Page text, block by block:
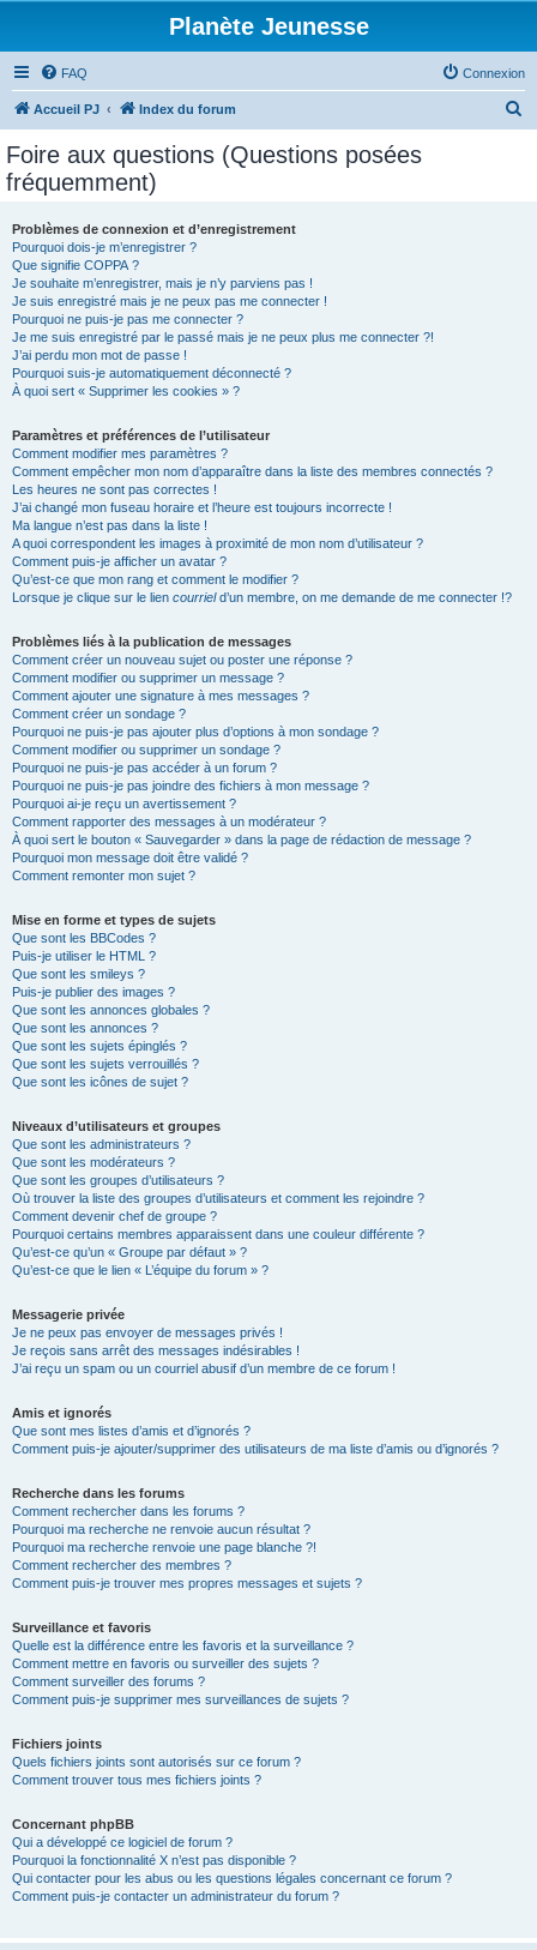
Planète Jeunesse
FAQ Connexion
Accueil PJ Index du forum
Foire aux questions (Questions posées
fréquemment)
Problèmes de connexion et d’enregistrement
Pourquoi dois-je m’enregistrer ?
Que signifie COPPA ?
Je souhaite m’enregistrer, mais je n’y parviens pas !
Je suis enregistré mais je ne peux pas me connecter !
Pourquoi ne puis-je pas me connecter ?
Je me suis enregistré par le passé mais je ne peux plus me connecter ?!
J’ai perdu mon mot de passe !
Pourquoi suis-je automatiquement déconnecté ?
À quoi sert « Supprimer les cookies » ?
Paramètres et préférences de l’utilisateur
Comment modifier mes paramètres ?
Comment empêcher mon nom d’apparaître dans la liste des membres connectés ?
Les heures ne sont pas correctes !
J’ai changé mon fuseau horaire et l’heure est toujours incorrecte !
Ma langue n’est pas dans la liste !
A quoi correspondent les images à proximité de mon nom d’utilisateur ?
Comment puis-je afficher un avatar ?
Qu’est-ce que mon rang et comment le modifier ?
Lorsque je clique sur le lien courrield’un membre, on me demande de me connecter !?
Problèmes liés à la publication de messages
Comment créer un nouveau sujet ou poster une réponse ?
Comment modifier ou supprimer un message ?
Comment ajouter une signature à mes messages ?
Comment créer un sondage ?
Pourquoi ne puis-je pas ajouter plus d’options à mon sondage ?
Comment modifier ou supprimer un sondage ?
Pourquoi ne puis-je pas accéder à un forum ?
Pourquoi ne puis-je pas joindre des fichiers à mon message ?
Pourquoi ai-je reçu un avertissement ?
Comment rapporter des messages à un modérateur ?
À quoi sert le bouton « Sauvegarder » dans la page de rédaction de message ?
Pourquoi mon message doit être validé ?
Comment remonter mon sujet ?
Mise en forme et types de sujets
Que sont les BBCodes ?
Puis-je utiliser le HTML ?
Que sont les smileys ?
Puis-je publier des images ?
Que sont les annonces globales ?
Que sont les annonces ?
Que sont les sujets épinglés ?
Que sont les sujets verrouillés ?
Que sont les icônes de sujet ?
Niveaux d’utilisateurs et groupes
Que sont les administrateurs ?
Que sont les modérateurs ?
Que sont les groupes d’utilisateurs ?
Où trouver la liste des groupes d’utilisateurs et comment les rejoindre ?
Comment devenir chef de groupe ?
Pourquoi certains membres apparaissent dans une couleur différente ?
Qu’est-ce qu’un « Groupe par défaut » ?
Qu’est-ce que le lien « L’équipe du forum » ?
Messagerie privée
Je ne peux pas envoyer de messages privés !
Je reçois sans arrêt des messages indésirables !
J’ai reçu un spam ou un courriel abusif d’un membre de ce forum !
Amis et ignorés
Que sont mes listes d’amis et d’ignorés ?
Comment puis-je ajouter/supprimer des utilisateurs de ma liste d’amis ou d’ignorés ?
Recherche dans les forums
Comment rechercher dans les forums ?
Pourquoi ma recherche ne renvoie aucun résultat ?
Pourquoi ma recherche renvoie une page blanche ?!
Comment rechercher des membres ?
Comment puis-je trouver mes propres messages et sujets ?
Surveillance et favoris
Quelle est la différence entre les favoris et la surveillance ?
Comment mettre en favoris ou surveiller des sujets ?
Comment surveiller des forums ?
Comment puis-je supprimer mes surveillances de sujets ?
Fichiers joints
Quels fichiers joints sont autorisés sur ce forum ?
Comment trouver tous mes fichiers joints ?
Concernant phpBB
Qui a développé ce logiciel de forum ?
Pourquoi la fonctionnalité X n’est pas disponible ?
Qui contacter pour les abus ou les questions légales concernant ce forum ?
Comment puis-je contacter un administrateur du forum ?